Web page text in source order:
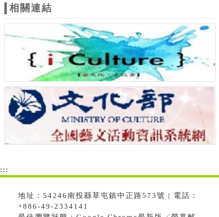
相關連結
:::
地址：54246南投縣草屯鎮中正路573號 | 電話：
+886-49-2334141